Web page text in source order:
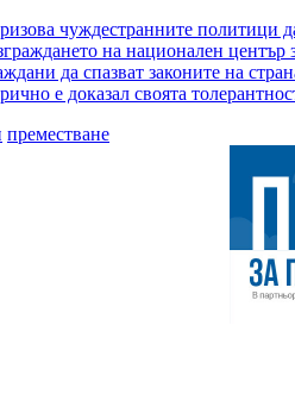
чуждестранните политици
на национален център
да спазват законите на
е доказал своята
преместване